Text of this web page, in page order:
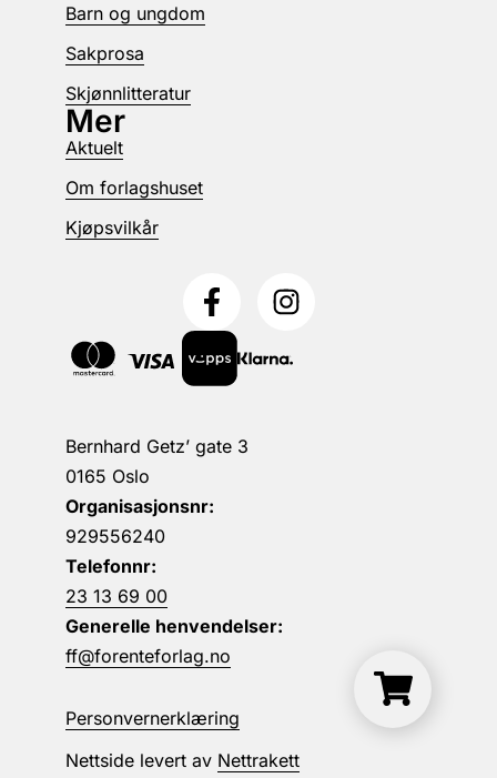
Bernhard Getz’ gate 3
0165 Oslo
Organisasjonsnr:
929556240
Telefonnr:
23 13 69 00
Generelle henvendelser:
ff@forenteforlag.no
Personvernerklæring
Nettside levert av Nettrakett
Barn og ungdom
Sakprosa
Skjønnlitteratur
Mer
Aktuelt
Om forlagshuset
Kjøpsvilkår